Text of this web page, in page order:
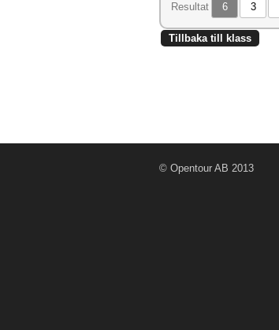
Resultat 6 3
Tillbaka till klass
© Opentour AB 2013